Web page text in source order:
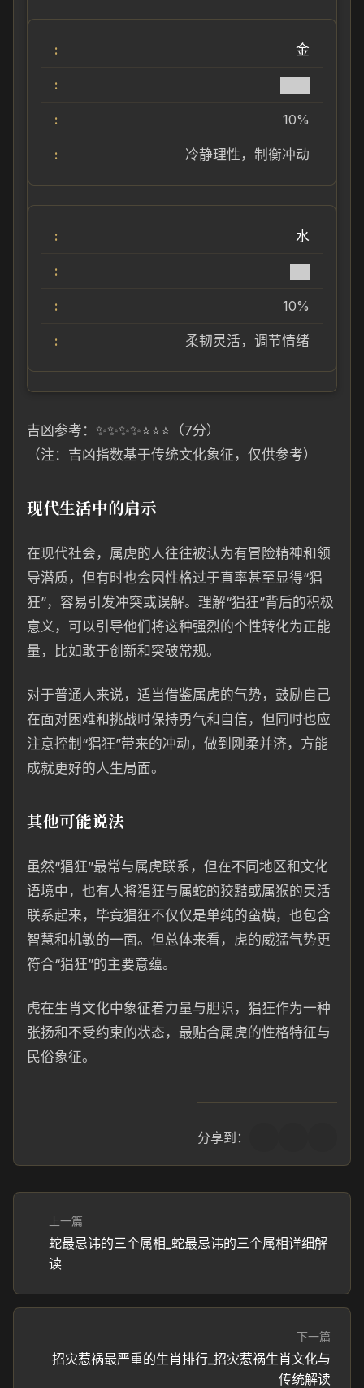
金
10%
冷静理性，制衡冲动
水
10%
柔韧灵活，调节情绪
吉凶参考：✨✨✨✨⭐⭐⭐（7分）
（注：吉凶指数基于传统文化象征，仅供参考）
现代生活中的启示
在现代社会，属虎的人往往被认为有冒险精神和领
导潜质，但有时也会因性格过于直率甚至显得“猖
狂”，容易引发冲突或误解。理解“猖狂”背后的积极
意义，可以引导他们将这种强烈的个性转化为正能
量，比如敢于创新和突破常规。
对于普通人来说，适当借鉴属虎的气势，鼓励自己
在面对困难和挑战时保持勇气和自信，但同时也应
注意控制“猖狂”带来的冲动，做到刚柔并济，方能
成就更好的人生局面。
其他可能说法
虽然“猖狂”最常与属虎联系，但在不同地区和文化
语境中，也有人将猖狂与属蛇的狡黠或属猴的灵活
联系起来，毕竟猖狂不仅仅是单纯的蛮横，也包含
智慧和机敏的一面。但总体来看，虎的威猛气势更
符合“猖狂”的主要意蕴。
虎在生肖文化中象征着力量与胆识，猖狂作为一种
张扬和不受约束的状态，最贴合属虎的性格特征与
民俗象征。
分享到：
上一篇
蛇最忌讳的三个属相_蛇最忌讳的三个属相详细解
读
下一篇
招灾惹祸最严重的生肖排行_招灾惹祸生肖文化与
传统解读